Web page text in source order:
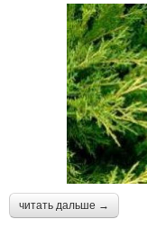
читать дальше →